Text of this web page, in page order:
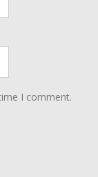
I comment.